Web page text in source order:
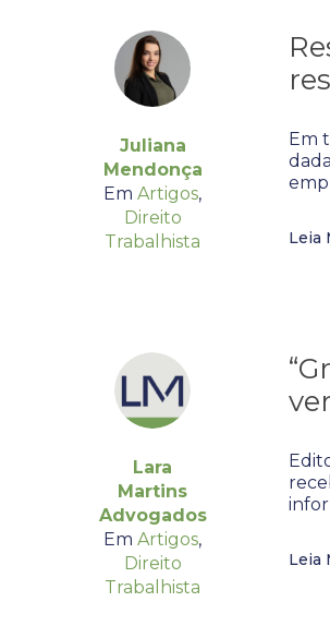
Juliana
Mendonça
Em Artigos,
Direito
Trabalhista
Em
Leia
Lara
Martins
Advogados
Em Artigos,
Direito
Trabalhista
Leia